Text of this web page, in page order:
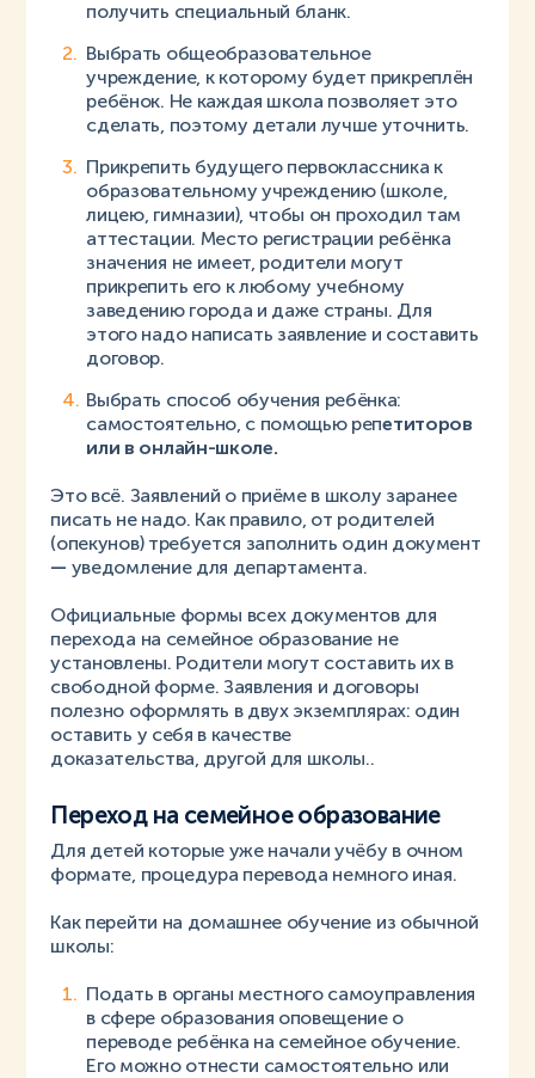
получить специальный бланк.
Выбрать общеобразовательное
учреждение, к которому будет прикреплён
ребёнок. Не каждая школа позволяет это
сделать, поэтому детали лучше уточнить.
Прикрепить будущего первоклассника к
образовательному учреждению (школе,
лицею, гимназии), чтобы он проходил там
аттестации. Место регистрации ребёнка
значения не имеет, родители могут
прикрепить его к любому учебному
заведению города и даже страны. Для
этого надо написать заявление и составить
договор.
Выбрать способ обучения ребёнка:
самостоятельно, с помощью репетиторов
или в онлайн-школе.
Это всё. Заявлений о приёме в школу заранее
писать не надо. Как правило, от родителей
(опекунов) требуется заполнить один документ
— уведомление для департамента.
Официальные формы всех документов для
перехода на семейное образование не
установлены. Родители могут составить их в
свободной форме. Заявления и договоры
полезно оформлять в двух экземплярах: один
оставить у себя в качестве
доказательства, другой для школы..
Переход на семейное образование
Для детей которые уже начали учёбу в очном
формате, процедура перевода немного иная.
Как перейти на домашнее обучение из обычной
школы:
Подать в органы местного самоуправления
в сфере образования оповещение о
переводе ребёнка на семейное обучение.
Его можно отнести самостоятельно или